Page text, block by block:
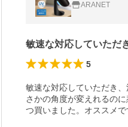
ARANET
敏速な対応していただ
5
敏速な対応していただき
さかの角度が変えれるの
つ買いました。オススメで